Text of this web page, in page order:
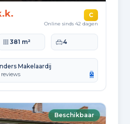
C
Online sinds 42 dagen
Perceeloppervlakte
381 m² Slaapkamers
4
Makelaardij
reviews
Beschikbaar